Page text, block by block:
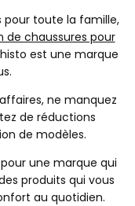
pour toute la famille,
de chaussures pour
est une marque
ne manquez
de réductions
de modèles.
une marque qui
produits qui vous
au quotidien.